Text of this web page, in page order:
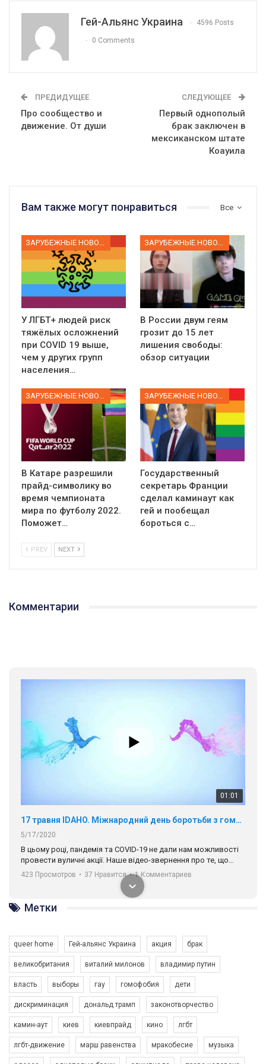
Гей-Альянс Украина 4596 Posts
0 Comments
ПРЕДИДУЩЕЕ
Про сообщество и
движение. От души
СЛЕДУЮЩЕЕ
Первый однополый
брак заключен в
мексиканском штате
Коауила
Все
Вам также могут понравиться
У ЛГБТ+ людей риск
тяжёлых осложнений
при COVID 19 выше,
чем у других групп
населения…
В России двум геям
грозит до 15 лет
лишения свободы:
обзор ситуации
В Катаре разрешили
прайд-символику во
время чемпионата
мира по футболу 2022.
Поможет…
Государственный
секретарь Франции
сделал каминаут как
гей и пообещал
бороться с…
PREV NEXT
Комментарии
01:01
17 травня IDAHO. Міжнародний день боротьби з гомофобією трансфобією і біфобія.
5/17/2020
В цьому році, пандемія та COVІD-19 не дали нам можливості
провести вуличні акції. Наше відео-звернення про те, що
навіть коли ми у різних містах та не можемо зустрінеться, ми
разом. Ми закликаємо всіх хто поділяє цінності рівності та
солідарності, приєднатися до нас. Регіональні підрозділи
ГАУ є в 16 областях України.
Разом наш голос лунає гучніше!
423 Просмотров • 37 Нравится • 1 Комментариев
Зупинимо насильство проти ЛГБТ в Україні! Stop violence against LGBT in Ukraine!
Метки
queer home Гей-альянс Украина акция брак
великобритания виталий милонов владимир путин
власть выборы гау гомофобия дети
дискриминация дональд трамп законотворчество
камин-аут киев киевпрайд кино лгбт
лгбт-движение марш равенства мракобесие музыка